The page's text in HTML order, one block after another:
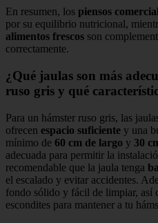
En resumen, los piensos
por su equilibrio nutricional,
alimentos frescos son
correctamente.
¿Qué jaulas son más
ruso gris y qué
Para un hámster ruso gris, las
ofrecen espacio suficiente y una
mínimo de 60 cm de largo y 30
adecuada para permitir la
recomendable que la jaula tenga
el escalado y evitar accidentes.
fondo sólido y fácil de limpiar, así
escondites para mantener a tu